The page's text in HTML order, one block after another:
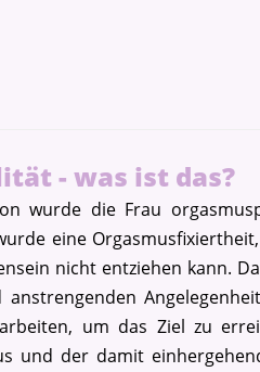
- was ist das?
wurde die Frau
eine
nicht entziehen kann.
um das Ziel zu
und der damit